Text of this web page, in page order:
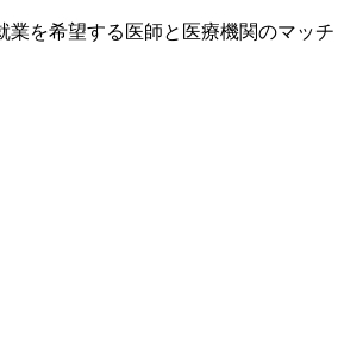
業を希望する医師と医療機関のマッチ